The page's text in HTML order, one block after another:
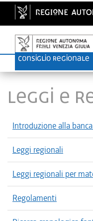
LEGGI E
Introduzione alla
Leggi regionali
Leggi regionali per
Regolamenti